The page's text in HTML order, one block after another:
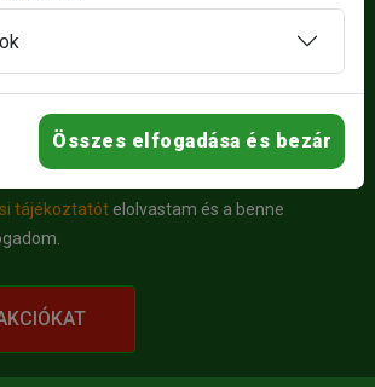
fel akció értesítőnkre!
E-mail
tájékoztatót elolvastam és a benne
Összes elfogadása és bezár